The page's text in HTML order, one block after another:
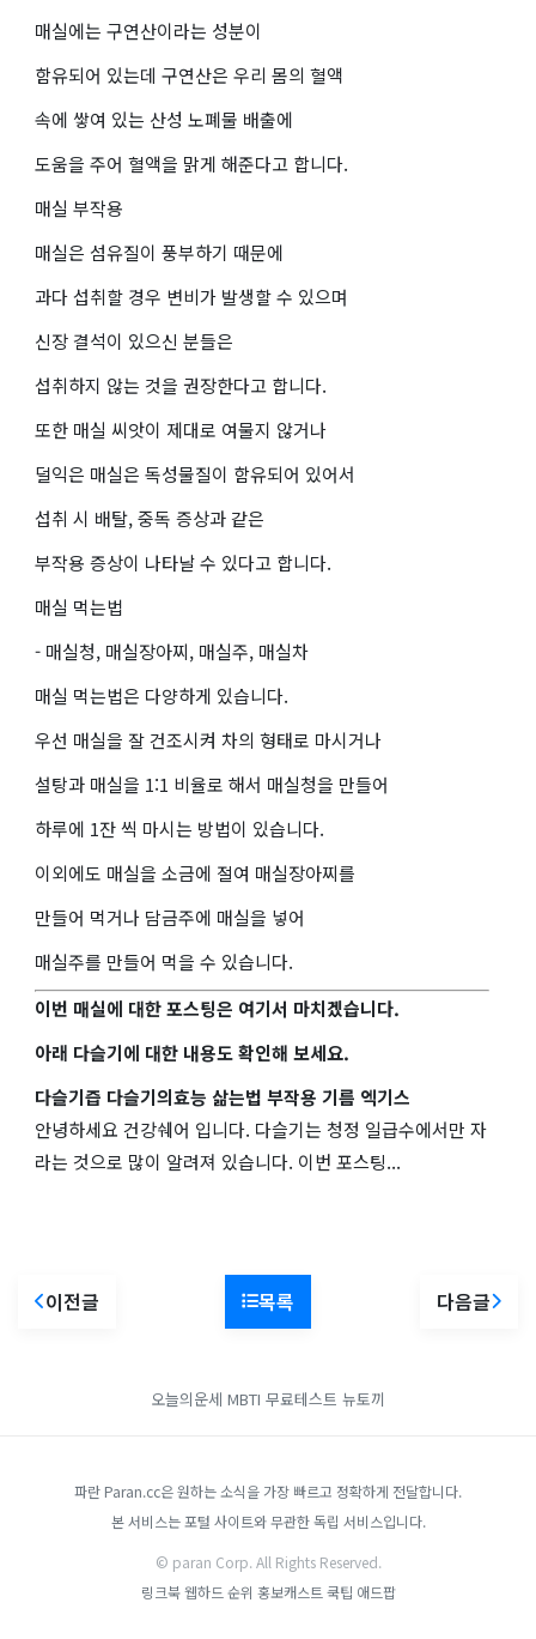
매실에는 구연산이라는 성분이
함유되어 있는데 구연산은 우리 몸의 혈액
속에 쌓여 있는 산성 노폐물 배출에
도움을 주어 혈액을 맑게 해준다고 합니다.
매실 부작용
매실은 섬유질이 풍부하기 때문에
과다 섭취할 경우 변비가 발생할 수 있으며
신장 결석이 있으신 분들은
섭취하지 않는 것을 권장한다고 합니다.
또한 매실 씨앗이 제대로 여물지 않거나
덜익은 매실은 독성물질이 함유되어 있어서
섭취 시 배탈, 중독 증상과 같은
부작용 증상이 나타날 수 있다고 합니다.
매실 먹는법
- 매실청, 매실장아찌, 매실주, 매실차
매실 먹는법은 다양하게 있습니다.
우선 매실을 잘 건조시켜 차의 형태로 마시거나
설탕과 매실을 1:1 비율로 해서 매실청을 만들어
하루에 1잔 씩 마시는 방법이 있습니다.
이외에도 매실을 소금에 절여 매실장아찌를
만들어 먹거나 담금주에 매실을 넣어
매실주를 만들어 먹을 수 있습니다.
이번 매실에 대한 포스팅은 여기서 마치겠습니다.
아래 다슬기에 대한 내용도 확인해 보세요.
다슬기즙 다슬기의효능 삶는법 부작용 기름 엑기스
안녕하세요 건강쉐어 입니다. 다슬기는 청정 일급수에서만 자
라는 것으로 많이 알려져 있습니다. 이번 포스팅...
이전글 목록 다음글
오늘의운세 MBTI 무료테스트 뉴토끼
파란 Paran.cc은 원하는 소식을 가장 빠르고 정확하게 전달합니다.
본 서비스는 포털 사이트와 무관한 독립 서비스입니다.
© paran Corp. All Rights Reserved.
링크북 웹하드 순위 홍보캐스트 쿡팁 애드팝